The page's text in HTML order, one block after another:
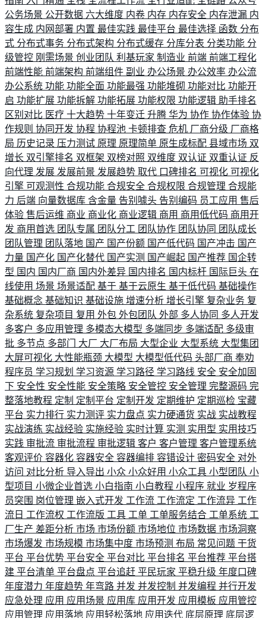
公务场景 公开数据 六大维度 内卷 内存 内存安全 内存泄漏 内
容生成 内网部署 内置 最佳实践 最佳平台 最佳选择 函数 分布
式 分布式事务 分布式架构 分布式缓存 分库分表 分类功能 分
级管控 刚需场景 创业团队 利基玩家 制造业 前端 前端工程化
前端性能 前端架构 前端组件 副业 办公场景 办公效率 办公流
办公系统 功能 功能全面 功能最强 功能堆砌 功能对比 功能开
启 功能扩展 功能拆解 功能拓展 功能权限 功能逻辑 助手排名
区别对比 医疗 十大趋势 十年变迁 升腾 华为 协作 协作体验 协
作规则 协同开发 协程 协程池 卡顿排查 危机 厂商分级 厂商格
局 历史记录 压力测试 原理 原理简单 原生成标配 县域市场 双
增长 双引擎排名 双框架 双榜对照 双维度 双认证 双重认证 反
向代理 发展 发展前景 发展趋势 取代 口碑排名 可视化 可视化
引擎 可观测性 合规功能 合规安全 合规权限 合规管理 合规能
力 后端 向量数据库 含金量 告别噱头 告别编码 员工应用 售后
体验 售后运维 商业 商业化 商业逻辑 商用 商用低代码 商用开
发 商用首选 团队专属 团队分工 团队协作 团队协同 团队成长
团队管理 团队落地 国产 国产份额 国产低代码 国产冲击 国产
力量 国产化 国产化替代 国产实测 国产崛起 国产推荐 国企转
型 国内 国内厂商 国内外差异 国内排名 国内标杆 国际巨头 在
线使用 场景 场景适配 基于 基于云原生 基于低代码 基础操作
基础概念 基础知识 基础设施 增速分析 增长引擎 复杂业务 复
杂系统 复杂项目 复用 外包 外包团队 外部 多人协同 多人开发
多客户 多应用管理 多模态大模型 多端同步 多端适配 多级审
批 多节点 多部门 大厂 大厂布局 大型企业 大型系统 大型集团
大屏可视化 大性能瓶颈 大模型 大模型低代码 头部厂商 奉劝
程序员 学习规划 学习资源 学习路径 学习路线 安全 安全加固
下 安全性 安全性能 安全策略 安全管控 安全管理 完整源码 完
整落地教程 定制 定制平台 定制开发 定期维护 定期巡检 宝藏
平台 实力排行 实力测评 实力盘点 实力硬通货 实战 实战教程
实战演练 实战经验 实施经验 实时计算 实测 实用型 实用技巧
实践 审批流 审批流程 审批逻辑 客户 客户管理 客户管理系统
客观评价 容器化 容器安全 容器编排 容错设计 密码安全 对外
访问 对比分析 导入导出 小众 小众好用 小众工具 小型团队 小
型项目 小微企业首选 小白指南 小白教程 小程序 就业 岁程序
员突围 岗位管理 嵌入式开发 工作流 工作流定 工作流异 工作
流日 工作流权 工作流版 工具 工单 工单服务结合 工单系统 工
厂生产 差距分析 市场 市场份额 市场地位 市场数据 市场洞察
市场爆发 市场规模 市场集中度 市场预测 布局 常见问题 干货
平台 平台优势 平台安全 平台对比 平台排名 平台推荐 平台搭
建 平台清单 平台盘点 平台追赶 平民玩家 平稳升级 年度口碑
年度潜力 年度趋势 年弯路 并发 并发控制 并发编程 并行开发
应急处理 应用 应用场景 应用库 应用开发 应用模板 应用管控
应用管理 应用落地 应用轻松落地 应用迭代 底层原理 底层逻